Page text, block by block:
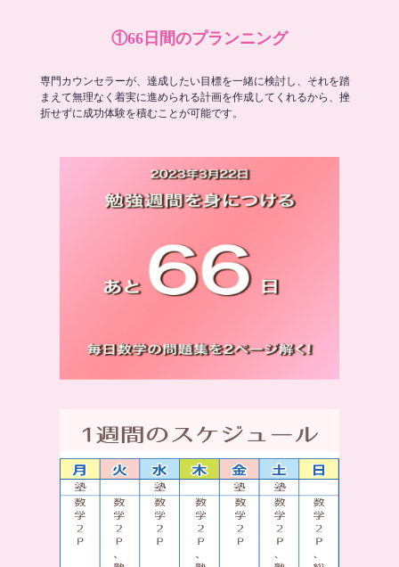
①66日間のプランニング
専門カウンセラーが、達成したい目標を一緒に検討し、それを踏
まえて無理なく着実に進められる計画を作成してくれるから、挫
折せずに成功体験を積むことが可能です。